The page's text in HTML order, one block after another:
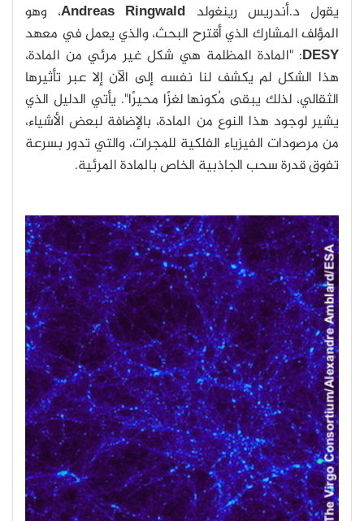
يقول د.أندريس رينغولد Andreas Ringwald، وهو
المؤلف المشارك الذي أقترح البحث، والذي يعمل في معهد
DESY: "المادة المظلمة هي شكل غير مرئي من المادة،
هذا الشكل لم يكشف لنا نفسه إلى الآن إلا عبر تأثيرها
الثقالي، لذلك يبقى مُكونها لغزًا محيرًا". يأتي الدليل الذي
يشير لوجود هذا النوع من المادة، بالإضافة لبعض الأشياء،
من مرصودات الفيزياء الفلكية للمجرات، والتي تدور بسرعة
تفوق قدرة سحب الجاذبية الخاص بالمادة المرئية.